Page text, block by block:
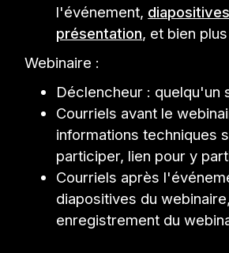
l'événement,
présentation, et bien
Webinaire :
Déclencheur : quelqu'un
Courriels avant le
informations techniques
participer, lien pour y
Courriels après
diapositives du webinaire,
enregistrement du